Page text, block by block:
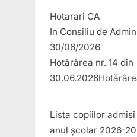
Hotarari CA
In Consiliu de
30/06/2026
Hotărârea nr. 14 din
Lista copiilor
anul școlar 2026-